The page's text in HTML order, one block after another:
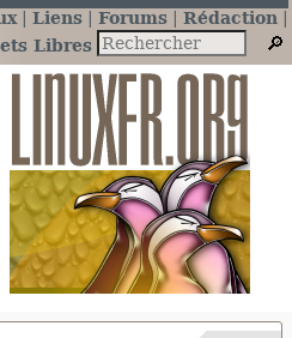
Liens Forums
Rédaction
Libres